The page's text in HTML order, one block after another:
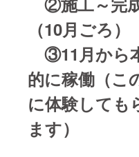
（10月ごろ）
③11月から
的に稼働（こ
に体験しても
ます）